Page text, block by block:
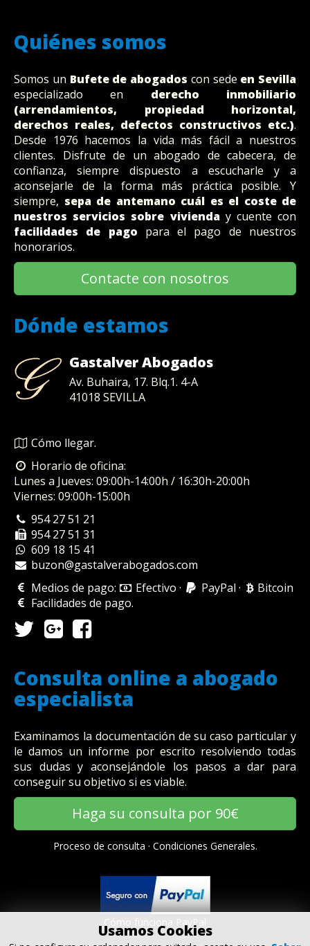
Usamos Cookies
Quiénes somos
Somos un Bufete de abogados con sede en Sevilla
especializado en derecho inmobiliario
(arrendamientos, propiedad horizontal,
derechos reales, defectos constructivos etc.).
Desde 1976 hacemos la vida más fácil a nuestros
clientes. Disfrute de un abogado de cabecera, de
confianza, siempre dispuesto a escucharle y a
aconsejarle de la forma más práctica posible. Y
siempre, sepa de antemano cuál es el coste de
nuestros servicios sobre vivienday cuente con
facilidades de pago para el pago de nuestros
honorarios.
Contacte con nosotros
Dónde estamos
Gastalver Abogados
Av. Buhaira, 17. Blq.1. 4-A
41018 SEVILLA
Cómo llegar.
Horario de oficina:
Lunes a Jueves: 09:00h-14:00h / 16:30h-20:00h
Viernes: 09:00h-15:00h
954 27 51 21
954 27 51 31
609 18 15 41
buzon@gastalverabogados.com
Medios de pago:
Efectivo · PayPal ·
Bitcoin
Facilidades de pago.
Consulta online a abogado
especialista
Examinamos la documentación de su caso particular y
le damos un informe por escrito resolviendo todas
sus dudas y aconsejándole los pasos a dar para
conseguir su objetivo si es viable.
Haga su consulta por 90€
Proceso de consulta · Condiciones Generales.
Cómo funciona PayPal